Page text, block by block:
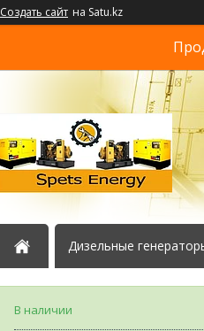
Создать сайт на Satu.kz
Дизельные
В наличии